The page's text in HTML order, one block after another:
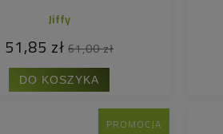
Jiffy
51,85 zł 61,00 zł
DO KOSZYKA
PROMOCJA